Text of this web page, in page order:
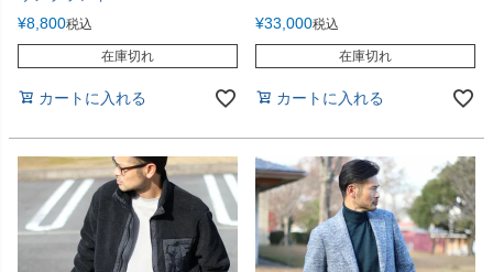
¥8,800税込
在庫切れ
カートに入れる
¥33,000税込
在庫切れ
カートに入れる